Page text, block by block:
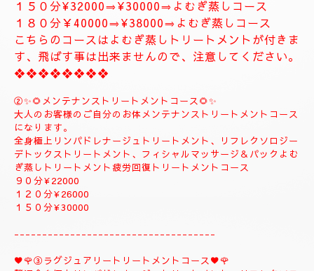
✨８月のおすすめコース✨
🌺🌻①ジャプカサイ＆リンガムトリートメントコース
🌻🌺
当店一番人気の高いトリートメントコースになりま
す。
全身極上リンパドレナージュトリートメント、リフレ
クソロジーデトックストリートメント足ツボ疲労回復
トリートメント、ジャプカサイ＆リンガムトリートメ
ント、よむぎ蒸しコース
９０分¥22000
１２０分¥28000⇒¥26000⇒よむぎ蒸しコース
１５０分¥32000⇒¥30000⇒よむぎ蒸しコース
１８０分￥40000⇒¥38000⇒よむぎ蒸しコース
❖❖❖❖❖❖❖❖